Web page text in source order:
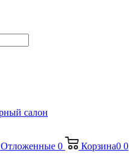
Отложенные 0 Корзина0 0